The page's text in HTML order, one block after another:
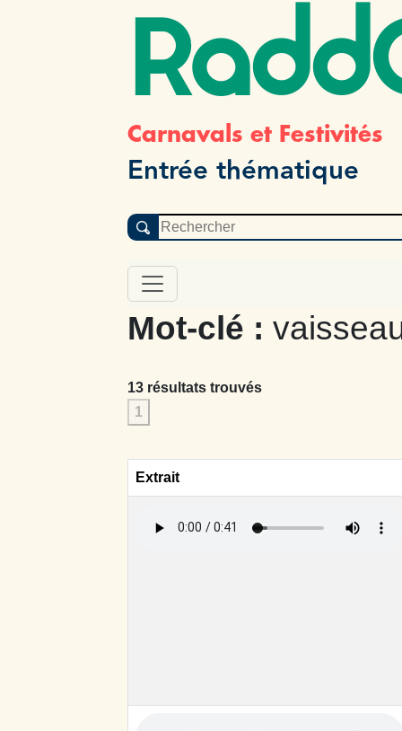
Carnavals et Festivités
Entrée thématique
Mot-clé :
13 résultats trouvés
1
Extrait